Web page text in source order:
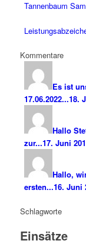
Tannenbaum
Kommentare
Es ist
17.06.2022...18.
Hallo
zur...17. Juni
Hallo,
ersten...16. Juni
Schlagworte
Einsätze